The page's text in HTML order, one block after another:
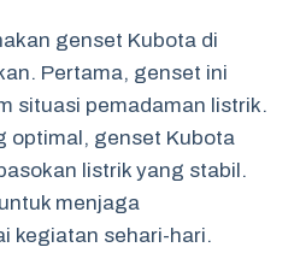
genset Kubota di
Pertama, genset ini
situasi pemadaman listrik.
optimal, genset Kubota
listrik yang stabil.
menjaga
kegiatan sehari-hari.